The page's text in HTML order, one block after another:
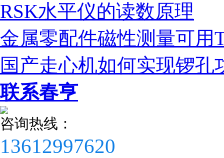
税务登记证
RSK水平仪的读数原理
金属零配件磁性测量可用
国产走心机如何实现锣孔
联系春亨
咨询热线：
13612997620